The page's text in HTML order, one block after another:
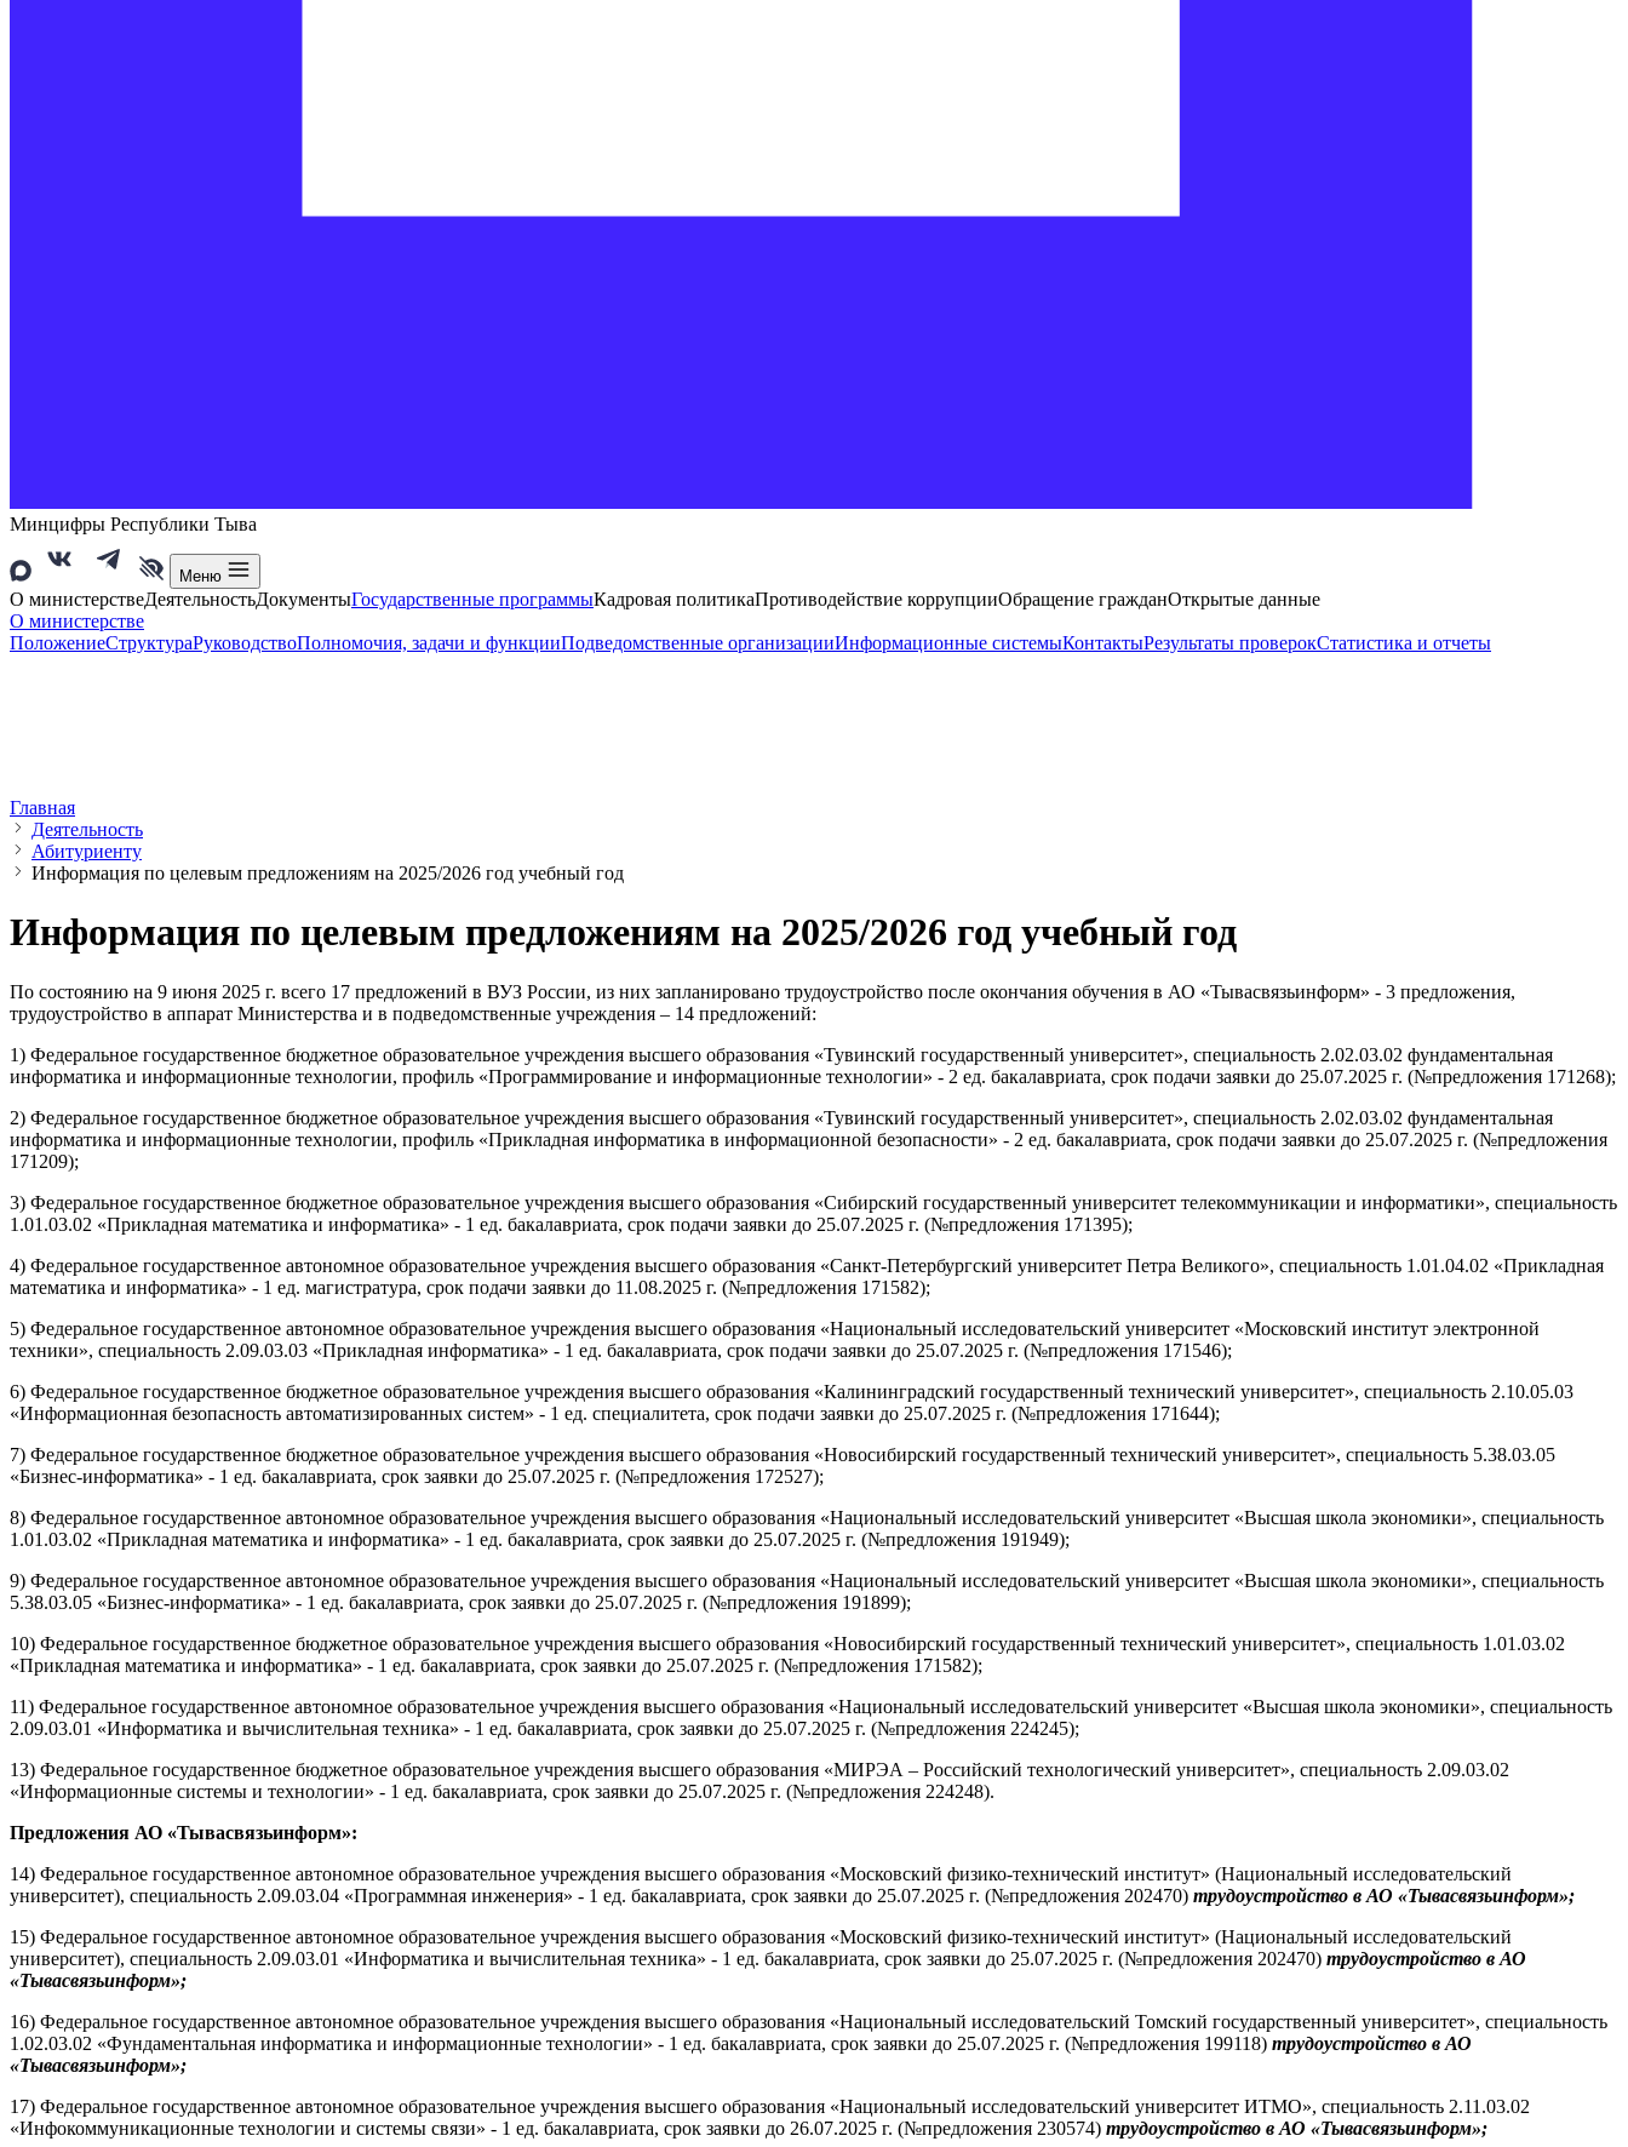
Минцифры Республики Тыва
Меню
О министерствеДеятельностьДокументыГосударственные программыКадровая политикаПротиводействие коррупцииОбращение гражданОткрытые данные
О министерстве
ПоложениеСтруктураРуководствоПолномочия, задачи и функцииПодведомственные организацииИнформационные системыКонтактыРезультаты проверокСтатистика и отчеты
Главная
Деятельность
Абитуриенту
Информация по целевым предложениям на 2025/2026 год учебный год
Информация по целевым предложениям на 2025/2026 год учебный год
По состоянию на 9 июня 2025 г. всего 17 предложений в ВУЗ России, из них запланировано трудоустройство после окончания обучения в АО «Тывасвязьинформ» - 3 предложения,
трудоустройство в аппарат Министерства и в подведомственные учреждения – 14 предложений:
1) Федеральное государственное бюджетное образовательное учреждения высшего образования «Тувинский государственный университет», специальность 2.02.03.02 фундаментальная
информатика и информационные технологии, профиль «Программирование и информационные технологии» - 2 ед. бакалавриата, срок подачи заявки до 25.07.2025 г. (№предложения 171268);
2) Федеральное государственное бюджетное образовательное учреждения высшего образования «Тувинский государственный университет», специальность 2.02.03.02 фундаментальная
информатика и информационные технологии, профиль «Прикладная информатика в информационной безопасности» - 2 ед. бакалавриата, срок подачи заявки до 25.07.2025 г. (№предложения
171209);
3) Федеральное государственное бюджетное образовательное учреждения высшего образования «Сибирский государственный университет телекоммуникации и информатики», специальность
1.01.03.02 «Прикладная математика и информатика» - 1 ед. бакалавриата, срок подачи заявки до 25.07.2025 г. (№предложения 171395);
4) Федеральное государственное автономное образовательное учреждения высшего образования «Санкт-Петербургский университет Петра Великого», специальность 1.01.04.02 «Прикладная
математика и информатика» - 1 ед. магистратура, срок подачи заявки до 11.08.2025 г. (№предложения 171582);
5) Федеральное государственное автономное образовательное учреждения высшего образования «Национальный исследовательский университет «Московский институт электронной
техники», специальность 2.09.03.03 «Прикладная информатика» - 1 ед. бакалавриата, срок подачи заявки до 25.07.2025 г. (№предложения 171546);
6) Федеральное государственное бюджетное образовательное учреждения высшего образования «Калининградский государственный технический университет», специальность 2.10.05.03
«Информационная безопасность автоматизированных систем» - 1 ед. специалитета, срок подачи заявки до 25.07.2025 г. (№предложения 171644);
7) Федеральное государственное бюджетное образовательное учреждения высшего образования «Новосибирский государственный технический университет», специальность 5.38.03.05
«Бизнес-информатика» - 1 ед. бакалавриата, срок заявки до 25.07.2025 г. (№предложения 172527);
8) Федеральное государственное автономное образовательное учреждения высшего образования «Национальный исследовательский университет «Высшая школа экономики», специальность
1.01.03.02 «Прикладная математика и информатика» - 1 ед. бакалавриата, срок заявки до 25.07.2025 г. (№предложения 191949);
9) Федеральное государственное автономное образовательное учреждения высшего образования «Национальный исследовательский университет «Высшая школа экономики», специальность
5.38.03.05 «Бизнес-информатика» - 1 ед. бакалавриата, срок заявки до 25.07.2025 г. (№предложения 191899);
10) Федеральное государственное бюджетное образовательное учреждения высшего образования «Новосибирский государственный технический университет», специальность 1.01.03.02
«Прикладная математика и информатика» - 1 ед. бакалавриата, срок заявки до 25.07.2025 г. (№предложения 171582);
11) Федеральное государственное автономное образовательное учреждения высшего образования «Национальный исследовательский университет «Высшая школа экономики», специальность
2.09.03.01 «Информатика и вычислительная техника» - 1 ед. бакалавриата, срок заявки до 25.07.2025 г. (№предложения 224245);
13) Федеральное государственное бюджетное образовательное учреждения высшего образования «МИРЭА – Российский технологический университет», специальность 2.09.03.02
«Информационные системы и технологии» - 1 ед. бакалавриата, срок заявки до 25.07.2025 г. (№предложения 224248).
Предложения АО «Тывасвязьинформ»:
14) Федеральное государственное автономное образовательное учреждения высшего образования «Московский физико-технический институт» (Национальный исследовательский
университет), специальность 2.09.03.04 «Программная инженерия» - 1 ед. бакалавриата, срок заявки до 25.07.2025 г. (№предложения 202470) трудоустройство в АО «Тывасвязьинформ»;
15) Федеральное государственное автономное образовательное учреждения высшего образования «Московский физико-технический институт» (Национальный исследовательский
университет), специальность 2.09.03.01 «Информатика и вычислительная техника» - 1 ед. бакалавриата, срок заявки до 25.07.2025 г. (№предложения 202470) трудоустройство в АО
«Тывасвязьинформ»;
16) Федеральное государственное автономное образовательное учреждения высшего образования «Национальный исследовательский Томский государственный университет», специальность
1.02.03.02 «Фундаментальная информатика и информационные технологии» - 1 ед. бакалавриата, срок заявки до 25.07.2025 г. (№предложения 199118) трудоустройство в АО
«Тывасвязьинформ»;
17) Федеральное государственное автономное образовательное учреждения высшего образования «Национальный исследовательский университет ИТМО», специальность 2.11.03.02
«Инфокоммуникационные технологии и системы связи» - 1 ед. бакалавриата, срок заявки до 26.07.2025 г. (№предложения 230574) трудоустройство в АО «Тывасвязьинформ»;